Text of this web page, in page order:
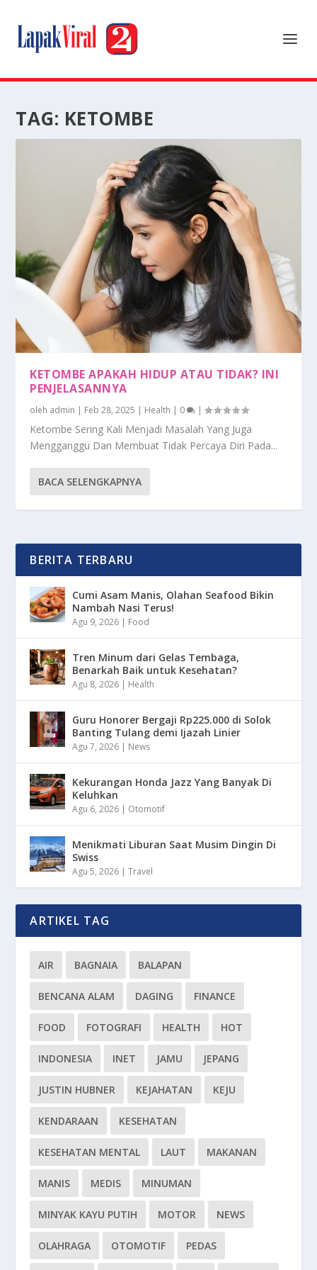
TAG: KETOMBE
KETOMBE APAKAH HIDUP ATAU TIDAK? INI
PENJELASANNYA
oleh admin | Feb 28, 2025 | Health | 0 |
Ketombe Sering Kali Menjadi Masalah Yang Juga
Mengganggu Dan Membuat Tidak Percaya Diri Pada...
BACA SELENGKAPNYA
BERITA TERBARU
Cumi Asam Manis, Olahan Seafood Bikin
Nambah Nasi Terus!
Agu 9, 2026 | Food
Tren Minum dari Gelas Tembaga,
Benarkah Baik untuk Kesehatan?
Agu 8, 2026 | Health
Guru Honorer Bergaji Rp225.000 di Solok
Banting Tulang demi Ijazah Linier
Agu 7, 2026 | News
Kekurangan Honda Jazz Yang Banyak Di
Keluhkan
Agu 6, 2026 | Otomotif
Menikmati Liburan Saat Musim Dingin Di
Swiss
Agu 5, 2026 |Travel
ARTIKEL TAG
AIR BAGNAIA BALAPAN
BENCANA ALAM DAGING FINANCE
FOOD FOTOGRAFI HEALTH HOT
INDONESIA INET JAMU JEPANG
JUSTIN HUBNER KEJAHATAN KEJU
KENDARAAN KESEHATAN
KESEHATAN MENTAL LAUT MAKANAN
MANIS MEDIS MINUMAN
MINYAK KAYU PUTIH MOTOR NEWS
OLAHRAGA OTOMOTIF PEDAS